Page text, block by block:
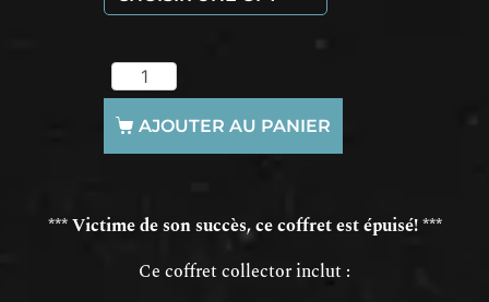
AJOUTER AU PANIER
*** Victime de son succès, ce coffret est épuisé! ***
Ce coffret collector inclut :